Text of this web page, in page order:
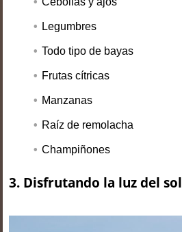
Legumbres
Todo tipo de bayas
Frutas cítricas
Manzanas
Raíz de remolacha
Champiñones
3. Disfrutando la luz del sol